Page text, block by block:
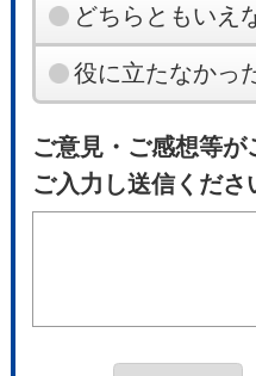
どちらともいえ
役に立たなかっ
ご意見・ご感想等
ご入力し送信くださ